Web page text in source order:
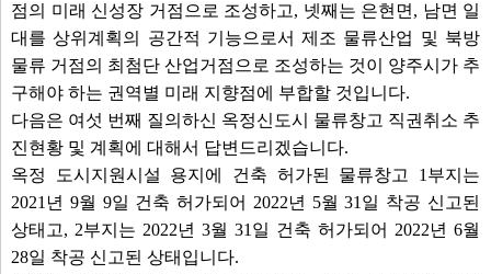
점의 미래 신성장 거점으로 조성하고, 넷째는 은현면, 남면 일
대를 상위계획의 공간적 기능으로서 제조 물류산업 및 북방
물류 거점의 최첨단 산업거점으로 조성하는 것이 양주시가 추
구해야 하는 권역별 미래 지향점에 부합할 것입니다.
다음은 여섯 번째 질의하신 옥정신도시 물류창고 직권취소 추
진현황 및 계획에 대해서 답변드리겠습니다.
옥정 도시지원시설 용지에 건축 허가된 물류창고 1부지는
2021년 9월 9일 건축 허가되어 2022년 5월 31일 착공 신고된
상태고, 2부지는 2022년 3월 31일 건축 허가되어 2022년 6월
28일 착공 신고된 상태입니다.